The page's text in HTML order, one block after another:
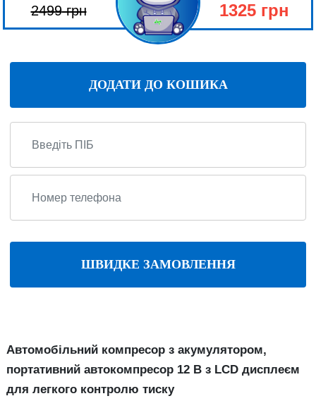
2499грн 1325 грн
ДОДАТИ ДО КОШИКА
ШВИДКЕ ЗАМОВЛЕННЯ
Автомобільний компресор з акумулятором,
портативний автокомпресор 12 В з LCD дисплеєм
для легкого контролю тиску